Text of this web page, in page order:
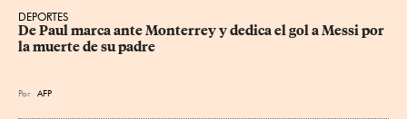
DEPORTES
De Paul marca ante Monterrey y dedica el gol a Messi por
la muerte de su padre
Por AFP